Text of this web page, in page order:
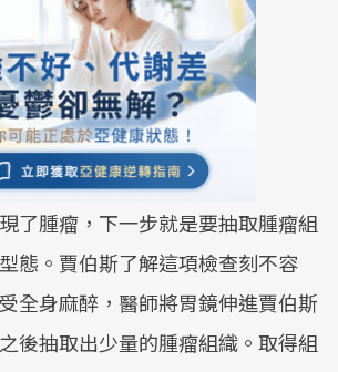
了腫瘤，下一步就是要抽取腫瘤組
態。賈伯斯了解這項檢查刻不容
全身麻醉，醫師將胃鏡伸進賈伯斯
後抽取出少量的腫瘤組織。取得組